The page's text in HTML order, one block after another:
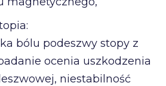
bólu podeszwy stopy z
ocenia uszkodzenia
niestabilność